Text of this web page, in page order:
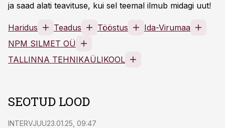
ja saad alati teavituse, kui sel teemal ilmub midagi uut!
Haridus Teadus Tööstus
Ida-Virumaa
NPM SILMET OÜ
TALLINNA TEHNIKAÜLIKOOL
SEOTUD LOOD
INTERVJUU23.01.25, 09:47